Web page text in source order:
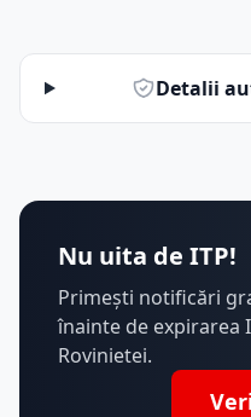
Detalii
Nu uita de ITP!
Primești notificări
înainte de expirarea
Rovinietei.